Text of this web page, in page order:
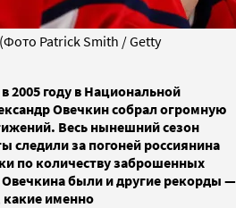
Patrick Smith / Getty
2005 году в Национальной
Овечкин собрал огромную
Весь нынешний сезон
следили за погоней россиянина
по количеству заброшенных
были и другие рекорды —
какие именно